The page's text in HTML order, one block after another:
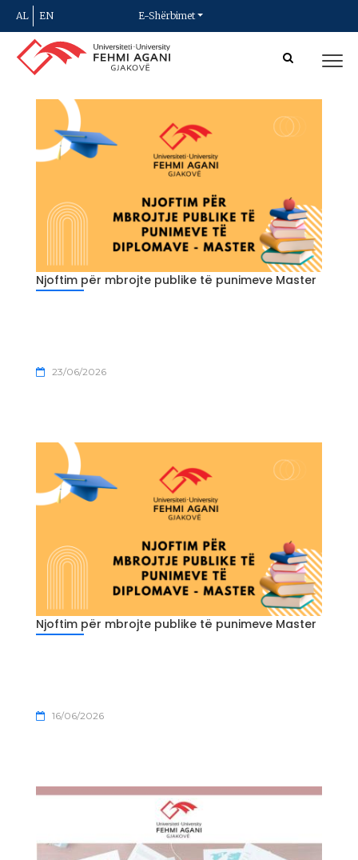
AL EN E-Shërbimet
Njoftim për mbrojte publike të punimeve Master
23/06/2026
Njoftim për mbrojte publike të punimeve Master
16/06/2026